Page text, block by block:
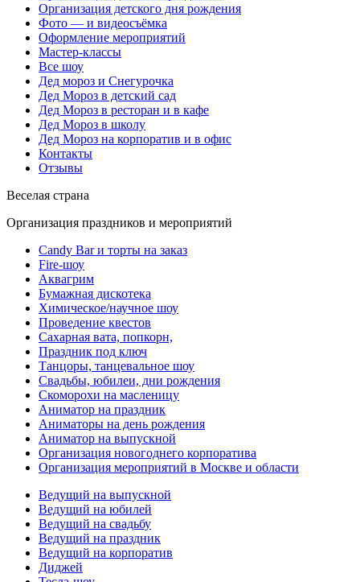
Организация детского дня рождения
Фото — и видеосъёмка
Оформление мероприятий
Мастер-классы
Все шоу
Дед мороз и Снегурочка
Дед Мороз в детский сад
Дед Мороз в ресторан и в кафе
Дед Мороз в школу
Дед Мороз на корпоратив и в офис
Контакты
Отзывы
Веселая страна
Организация праздников и мероприятий
Candy Bar и торты на заказ
Fire-шоу
Аквагрим
Бумажная дискотека
Химическое/научное шоу
Проведение квестов
Сахарная вата, попкорн,
Праздник под ключ
Танцоры, танцевальное шоу
Свадьбы, юбилеи, дни рождения
Скоморохи на масленицу
Аниматор на праздник
Аниматоры на день рождения
Аниматор на выпускной
Организация новогоднего корпоратива
Организация мероприятий в Москве и области
Ведущий на выпускной
Ведущий на юбилей
Ведущий на свадьбу
Ведущий на праздник
Ведущий на корпоратив
Диджей